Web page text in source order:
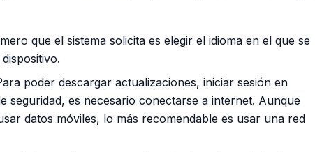
que el sistema solicita es elegir el idioma en el que se
poder descargar actualizaciones, iniciar sesión en
seguridad, es necesario conectarse a internet. Aunque
datos móviles, lo más recomendable es usar una red